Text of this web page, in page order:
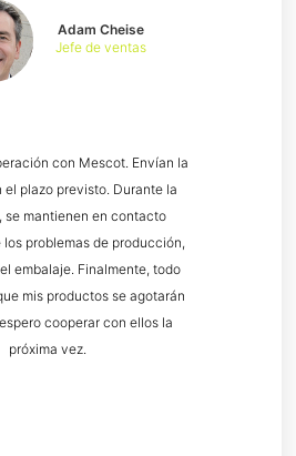
con Mescot. Envían la
el plazo previsto. Durante la
se mantienen en contacto
problemas de producción,
embalaje. Finalmente, todo
mis productos se agotarán
cooperar con ellos la
próxima vez.
Adam Cheise
Jefe de ventas